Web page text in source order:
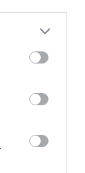
Duggregn